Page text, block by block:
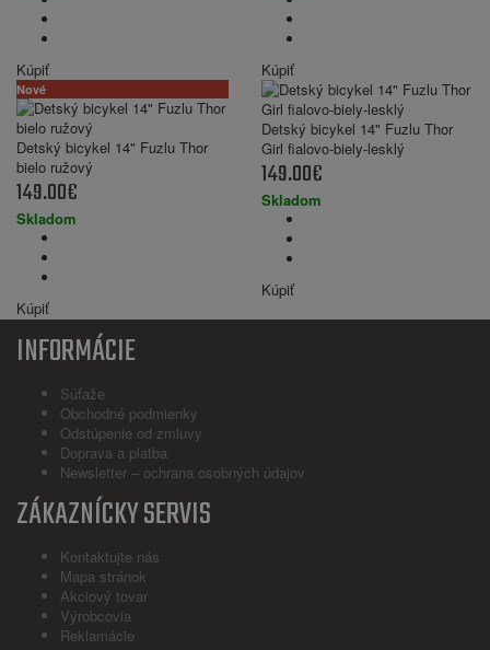
Kúpiť Kúpiť
Nové
Detský bicykel 14" Fuzlu Thor
bielo ružový
149.00€
Skladom
Kúpiť
Detský bicykel 14" Fuzlu Thor
Girl fialovo-biely-lesklý
149.00€
Skladom
Kúpiť
INFORMÁCIE
Súťaže
Obchodné podmienky
Odstúpenie od zmluvy
Doprava a platba
Newsletter – ochrana osobných údajov
ZÁKAZNÍCKY SERVIS
Kontaktujte nás
Mapa stránok
Akciový tovar
Výrobcovia
Reklamácie